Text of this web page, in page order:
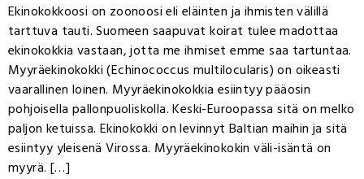
Ekinokokkoosi on zoonoosi eli eläinten ja ihmisten välillä
tarttuva tauti. Suomeen saapuvat koirat tulee madottaa
ekinokokkia vastaan, jotta me ihmiset emme saa tartuntaa.
Myyräekinokokki (Echinococcus multilocularis) on oikeasti
vaarallinen loinen. Myyräekinokokkia esiintyy pääosin
pohjoisella pallonpuoliskolla. Keski-Euroopassa sitä on melko
paljon ketuissa. Ekinokokki on levinnyt Baltian maihin ja sitä
esiintyy yleisenä Virossa. Myyräekinokokin väli-isäntä on
myyrä. […]